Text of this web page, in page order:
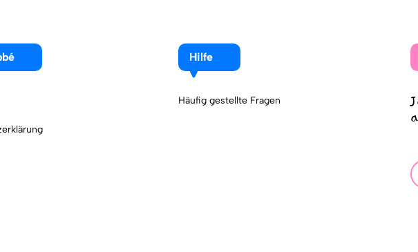
Hilfe
Häufig gestellte Fragen